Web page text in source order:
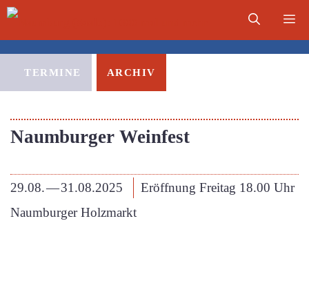
Zum
springen
TERMINE ARCHIV
Naumburger Weinfest
29.08.—31.08.2025
Eröffnung Freitag 18.00 Uhr
Naumburger Holzmarkt